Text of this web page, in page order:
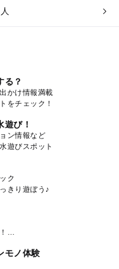
る？
かけ情報満載
をチェック！
遊び！
ン情報など
遊びスポット
ク
きり遊ぼう♪
モノ体験